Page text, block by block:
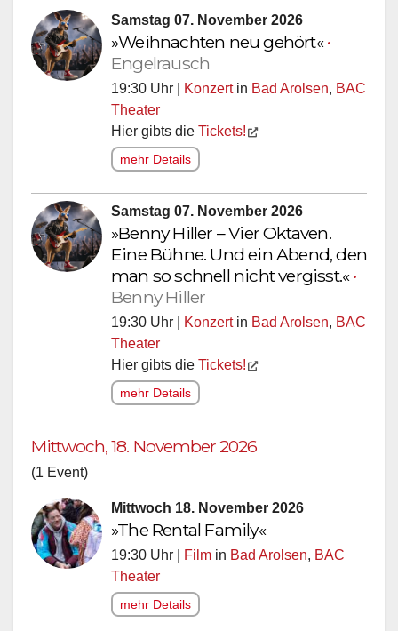
Samstag 07. November 2026
»Weihnachten neu gehört«•
Engelrausch
19:30 Uhr | Konzertin Bad Arolsen, BAC
Theater
Hier gibts die Tickets!
mehr Details
Samstag 07. November 2026
»Benny Hiller – Vier Oktaven.
Eine Bühne. Und ein Abend, den
man so schnell nicht vergisst.«•
Benny Hiller
19:30 Uhr | Konzertin Bad Arolsen, BAC
Theater
Hier gibts die Tickets!
mehr Details
Mittwoch, 18. November 2026
(1 Event)
Mittwoch 18. November 2026
»The Rental Family«
19:30 Uhr | Film in Bad Arolsen, BAC
Theater
mehr Details